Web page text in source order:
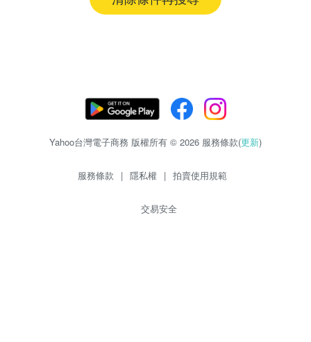
Yahoo台灣電子商務 版權所有 © 2026 服務條款(更新)
服務條款 | 隱私權 | 拍賣使用規範
交易安全